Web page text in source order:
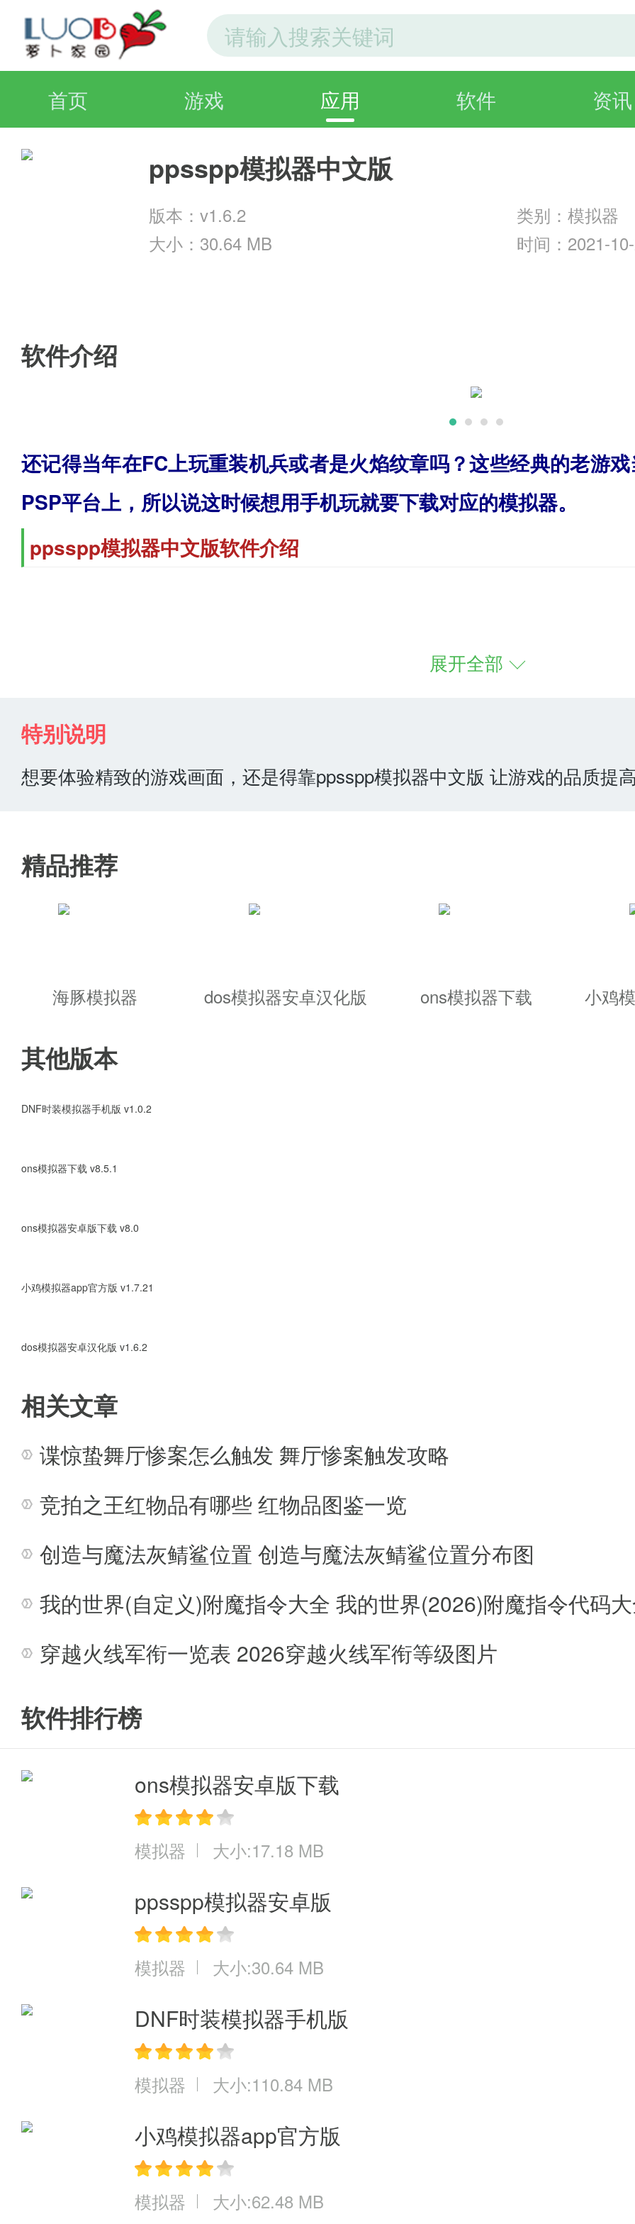
首页 游戏 应用 软件 资讯
ppsspp模拟器中文版
版本：v1.6.2
类别：模拟器
大小：30.64 MB
时间：2021-
软件介绍
还记得当年在FC上玩重装机兵或者是火焰纹章吗？这些经典的老游
PSP平台上，所以说这时候想用手机玩就要下载对应的模拟器。
ppsspp模拟器中文版软件介绍
意钱,改善了psp实机画面模糊的问题，在手机小画面的基础上实现了
率运行你喜欢的psp游戏了!同时模拟器支持手指和存档功能，可以从
1、你的安卓模拟器上的掌机游戏，又叫hd版本的手机游戏;
3、psp模拟器可对不同安卓设备进行优化调整，支持分辨率缩放;
5、根据gnu gplv2授权协议发布，使使用简单，界面清新，操作方便，
6、主要用c++写，以提高效率和可移植性。
1、在android设备上播放hd游戏，包括hd显示器和附加功能。
2、ppsspp是唯一和最好的原创psp模拟器,你可以运行许多游戏，但
3、ppsspp模拟器针对不同安卓设备进行优化，具有分辨率变焦(高
柄和许多自定义设置;
5、支持windows、linux、android、ios等主流计算机和移动设备操作系
6、它可以在x86、arm和其他cpu平台上运行。
软件简评
果然最新的重置版重装机兵便是在PSP平台上的，有了这个模拟器
玩耍游戏了。
展开全部
特别说明
想要体验精致的游戏画面，还是得靠ppsspp模拟器中文版 让游戏的品质提高
精品推荐
海豚模拟器 dos模拟器安卓汉化版 ons模拟器下载 小鸡
其他版本
DNF时装模拟器手机版 v1.0.2
ons模拟器下载 v8.5.1
ons模拟器安卓版下载 v8.0
小鸡模拟器app官方版 v1.7.21
dos模拟器安卓汉化版 v1.6.2
相关文章
谍惊蛰舞厅惨案怎么触发 舞厅惨案触发攻略
竞拍之王红物品有哪些 红物品图鉴一览
创造与魔法灰鲭鲨位置 创造与魔法灰鲭鲨位置分布图
我的世界(自定义)附魔指令大全 我的世界(2026)附魔指令代码
穿越火线军衔一览表 2026穿越火线军衔等级图片
软件排行榜
ons模拟器安卓版下载
模拟器 大小:17.18 MB
ppsspp模拟器安卓版
模拟器 大小:30.64 MB
DNF时装模拟器手机版
模拟器 大小:110.84 MB
小鸡模拟器app官方版
模拟器 大小:62.48 MB